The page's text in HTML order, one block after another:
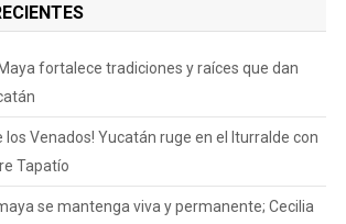
fortalece tradiciones y raíces que dan
los Venados! Yucatán ruge en el Iturralde con
Tapatío
se mantenga viva y permanente; Cecilia